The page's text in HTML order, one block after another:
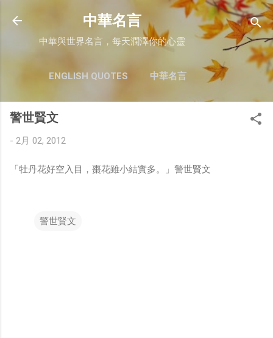
跳至主要內容
中華名言
中華與世界名言，每天潤澤你的心靈
ENGLISH QUOTES 中華名言
警世賢文
- 2月 02, 2012
「牡丹花好空入目，棗花雖小結實多。」警世賢文
警世賢文